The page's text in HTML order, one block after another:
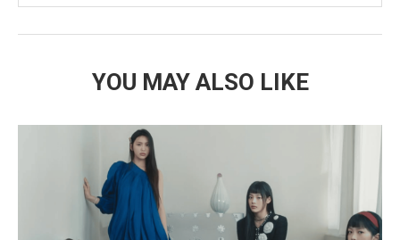
YOU MAY ALSO LIKE